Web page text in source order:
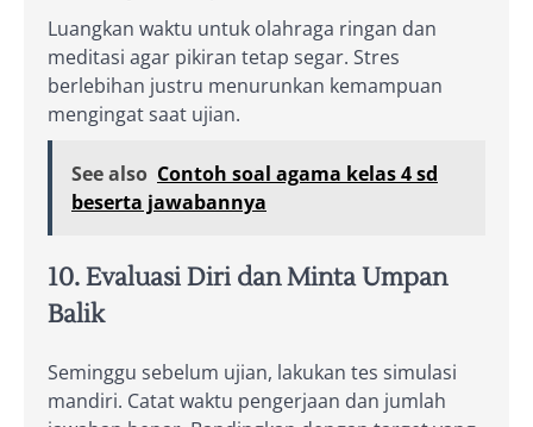
Luangkan waktu untuk olahraga ringan dan
meditasi agar pikiran tetap segar. Stres
berlebihan justru menurunkan kemampuan
mengingat saat ujian.
See also Contoh soal agama kelas 4 sd
beserta jawabannya
10. Evaluasi Diri dan Minta Umpan
Balik
Seminggu sebelum ujian, lakukan tes simulasi
mandiri. Catat waktu pengerjaan dan jumlah